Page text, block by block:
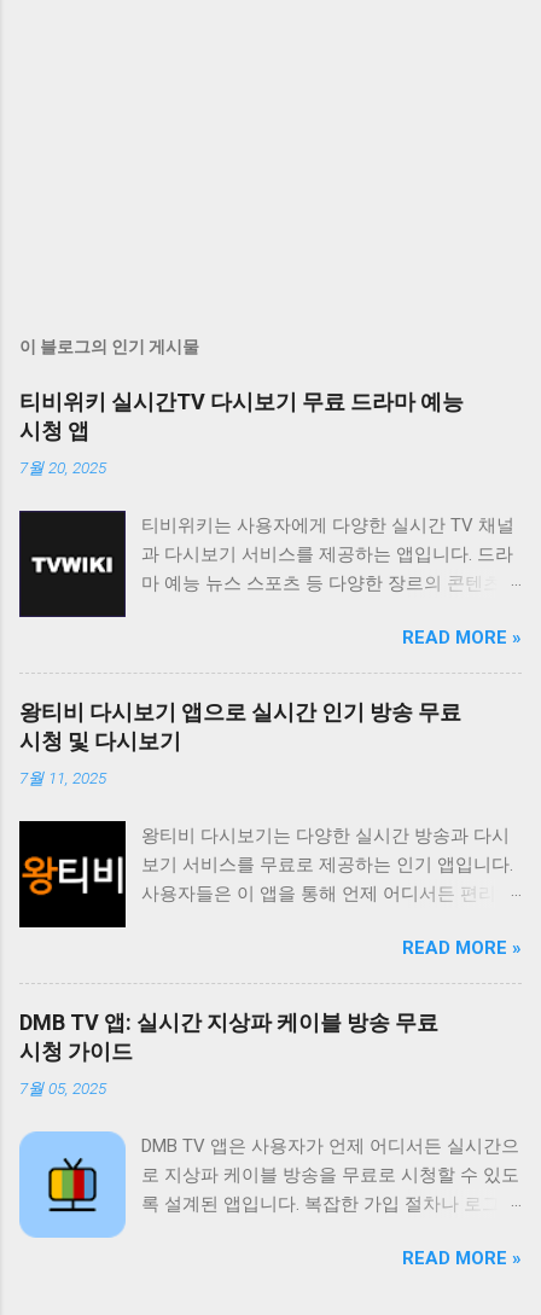
이 블로그의 인기 게시물
티비위키 실시간TV 다시보기 무료 드라마 예능
시청 앱
7월 20, 2025
티비위키는 사용자에게 다양한 실시간 TV 채널
과 다시보기 서비스를 제공하는 앱입니다. 드라
마 예능 뉴스 스포츠 등 다양한 장르의 콘텐츠를
적인 인터페이스를 통해 편리한 시청 환경을 제
공합니다. 티비위키는 바쁜 일상 속에서 놓친 프
로그램을 다시 보고 싶거나 실시간으로 즐겨보
고 싶은 채널을 시청하고 싶은 사용자에게 유용
한 앱입니다. 다양한 콘텐츠를 무료로 제공하며
원하는 콘텐츠를 쉽게 찾고 시청할 수 있도록 다
양한 기능을 제공합니다. 실시간 TV 시청 기능
은 사용자가 현재 방송 중인 채널을 바로 시청할
그램을 언제든지 다시 볼 수 있도록 제공합니다.
또한 즐겨찾기 기능을 통해 자주 시청하는 채널
이나 프로그램을 쉽게 접근할 수 있도록 돕고 검
적으로 업데이트와 개선을 진행하고 있습니다.
티비위키는 무료로 제공되는 다양한 콘텐츠 외
에도 사용자에게 최적화된 시청 환경을 제공하
기 위해 노력합니다. 사용자 인터페이스는 직관
적이고 사용하기 쉽게 설계되어 있으며 다양한
READ MORE »
왕티비 다시보기 앱으로 실시간 인기 방송 무료
시청 및 다시보기
7월 11, 2025
왕티비 다시보기는 다양한 실시간 방송과 다시
보기 서비스를 무료로 제공하는 인기 앱입니다.
사용자들은 이 앱을 통해 언제 어디서든 편리하
드라마 예능 스포츠 뉴스 등 다양한 장르의 콘텐
츠를 제공하여 사용자들의 폭넓은 취향을 만족
시키고 있습니다. 이 앱의 가장 큰 장점은 무료
라는 점입니다. 별도의 회원가입이나 결제 없이
방송 시청 기능은 물론 다시보기 기능도 제공하
여 놓친 방송을 언제든지 다시 볼 수 있습니다.
왕티비 다시보기는 사용자들에게 다양한 엔터
에 많은 사랑을 받고 있습니다. 사용자들은 이
READ MORE »
DMB TV 앱: 실시간 지상파 케이블 방송 무료
시청 가이드
7월 05, 2025
DMB TV 앱은 사용자가 언제 어디서든 실시간으
로 지상파 케이블 방송을 무료로 시청할 수 있도
록 설계된 앱입니다. 복잡한 가입 절차나 로그인
송 채널은 물론 다양한 케이블 채널과 DMB 채널
READ MORE »